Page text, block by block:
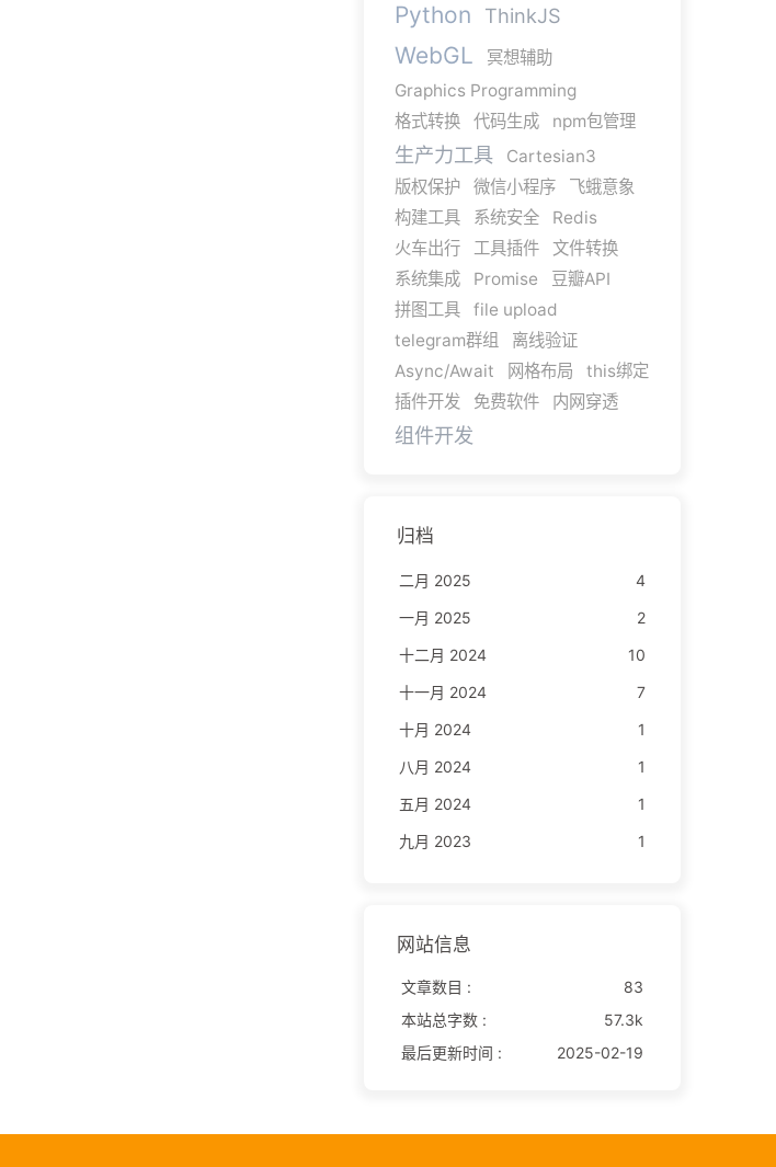
Python ThinkJS
WebGL
冥想辅助
Graphics Programming
格式转换
代码生成 npm包管理
生产力工具
Cartesian3
版权保护
微信小程序
飞蛾意象
构建工具
系统安全
Redis
火车出行
工具插件
文件转换
系统集成
Promise
豆瓣API
拼图工具
file upload
telegram群组
离线验证
Async/Await
网格布局
this绑定
插件开发
免费软件 内网穿透
组件开发
归档
二月 2025
4
一月 2025
2
十二月 2024
10
十一月 2024
7
十月 2024
1
八月 2024
1
五月 2024
1
九月 2023
1
网站信息
文章数目 :
83
本站总字数 :
57.3k
最后更新时间 :
2025-02-19